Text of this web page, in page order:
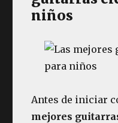
niños
Antes de iniciar
mejores